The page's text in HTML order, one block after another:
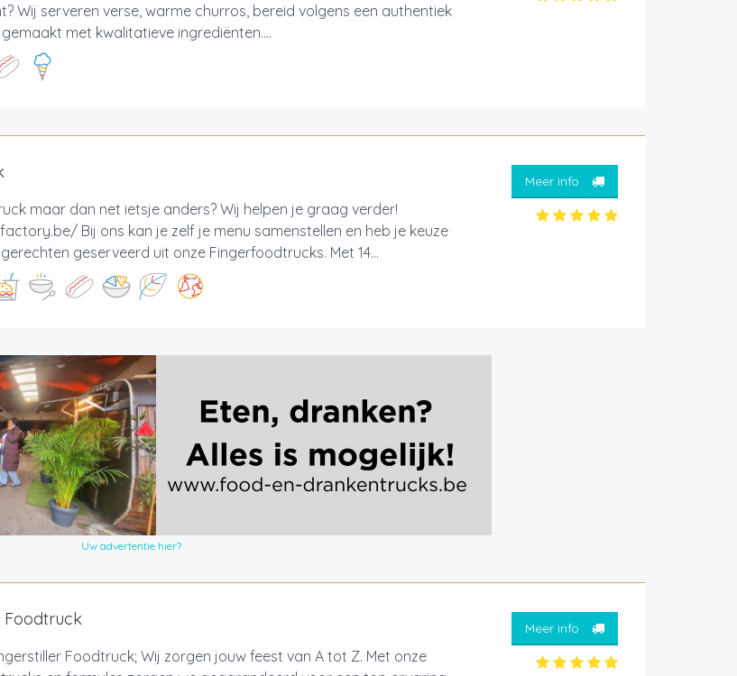
Wij serveren verse, warme churros, bereid volgens een authentiek
met kwalitatieve ingrediënten....
maar dan net ietsje anders? Wij helpen je graag verder!
Bij ons kan je zelf je menu samenstellen en heb je keuze
geserveerd uit onze Fingerfoodtrucks. Met 14...
Meer info
Uw advertentie hier?
Foodtruck
Foodtruck; Wij zorgen jouw feest van A tot Z. Met onze
Meer info